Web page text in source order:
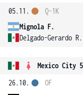
05.11.
Mignola F.
Delgado-Gerardo R.
Q-1K
Mexico City
26.10.
OF